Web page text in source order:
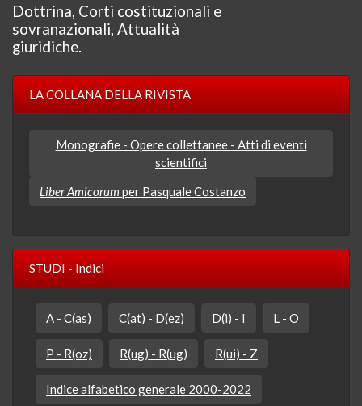
Dottrina, Corti costituzionali e
sovranazionali, Attualità
giuridiche.
LA COLLANA DELLA RIVISTA
Monografie - Opere collettanee - Atti di eventi
scientifici
Liber Amicorum per Pasquale Costanzo
STUDI - Indici
A - C(as) C(at) - D(ez) D(i) - I L - O
P - R(oz) R(ug) - R(ug) R(ui) - Z
Indice alfabetico generale 2000-2022